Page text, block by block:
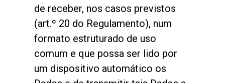
de receber, nos casos previstos
(art.º 20 do Regulamento), num
formato estruturado de uso
comum e que possa ser lido por
um dispositivo automático os